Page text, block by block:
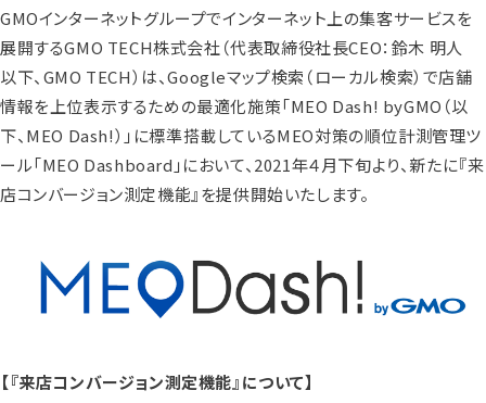
GMOインターネットグループでインターネット上の集客サービスを
展開するGMO TECH株式会社（代表取締役社長CEO：鈴木 明人
以下、GMO TECH）は、Googleマップ検索（ローカル検索）で店舗
情報を上位表示するための最適化施策「MEO Dash! byGMO（以
下、MEO Dash!）」に標準搭載しているMEO対策の順位計測管理ツ
ール「MEO Dashboard」において、2021年４月下旬より、新たに『来
店コンバージョン測定機能』を提供開始いたします。
【『来店コンバージョン測定機能』について】